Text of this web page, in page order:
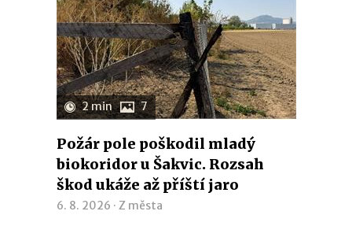
2 min 7
Požár pole poškodil mladý
biokoridor u Šakvic. Rozsah
škod ukáže až příští jaro
6. 8. 2026 · Z města